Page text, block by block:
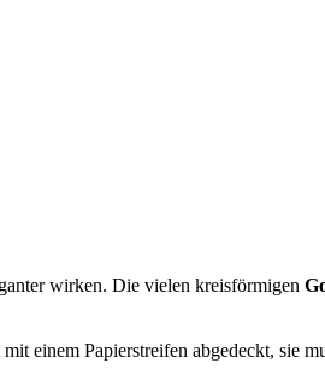
wirken. Die vielen kreisförmigen
einem Papierstreifen abgedeckt, sie